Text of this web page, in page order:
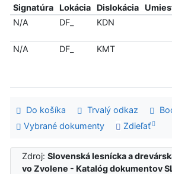
Signatúra Lokácia Dislokácia
N/A
DF_ KDN
N/A
DF_ KMT
Do košíka Trvalý odkaz
Vybrané dokumenty
Zdieľať
Zdroj:Slovenská lesnícka a
vo Zvolene - Katalóg dokumentov